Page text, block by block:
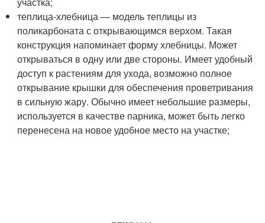
теплица-хлебница — модель теплицы из
поликарбоната с открывающимся верхом. Такая
конструкция напоминает форму хлебницы. Может
открываться в одну или две стороны. Имеет удобный
доступ к растениям для ухода, возможно полное
открывание крышки для обеспечения проветривания
в сильную жару. Обычно имеет небольшие размеры,
используется в качестве парника, может быть легко
перенесена на новое удобное место на участке;